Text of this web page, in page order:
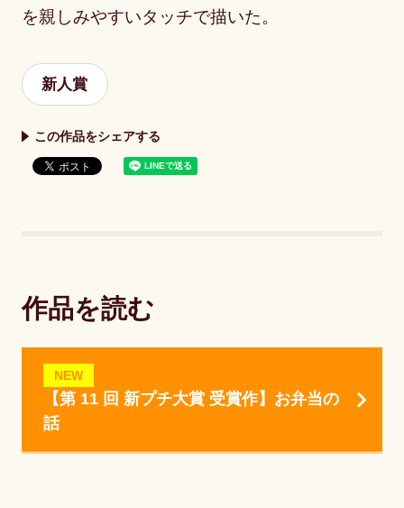
を親しみやすいタッチで描いた。
新人賞
この作品をシェアする
作品を読む
NEW
【第 11 回 新プチ大賞 受賞作】お弁当の
話